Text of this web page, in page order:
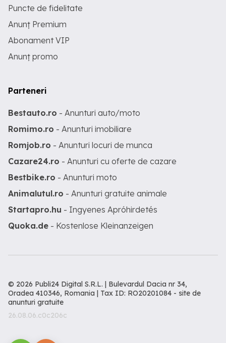
Puncte de fidelitate
Anunț Premium
Abonament VIP
Anunț promo
Parteneri
Bestauto.ro - Anunturi auto/moto
Romimo.ro - Anunturi imobiliare
Romjob.ro - Anunturi locuri de munca
Cazare24.ro - Anunturi cu oferte de cazare
Bestbike.ro - Anunturi moto
Animalutul.ro - Anunturi gratuite animale
Startapro.hu - Ingyenes Apróhirdetés
Quoka.de - Kostenlose Kleinanzeigen
© 2026 Publi24 Digital S.R.L. | Bulevardul Dacia nr 34,
Oradea 410346, Romania | Tax ID: RO20201084 - site de
anunturi gratuite
26.08.06.c0c206c